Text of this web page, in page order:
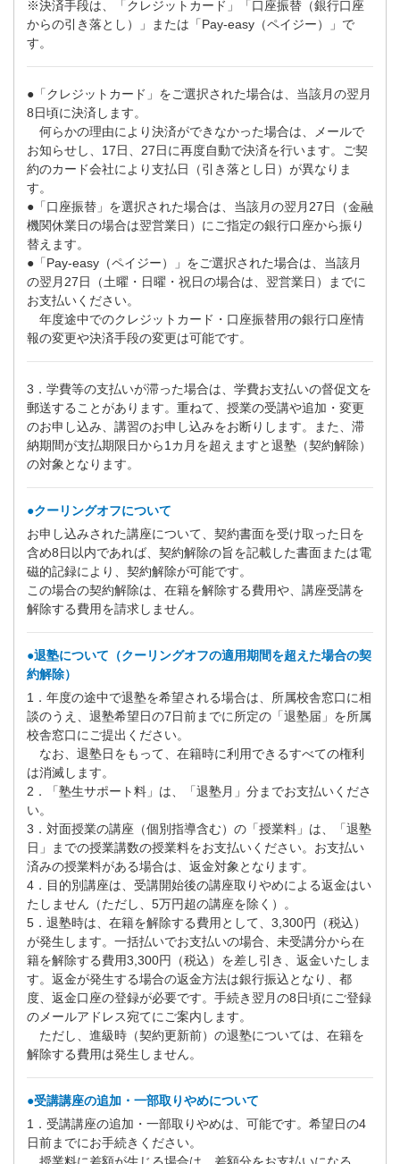
※決済手段は、「クレジットカード」「口座振替（銀行口座
からの引き落とし）」または「Pay-easy（ペイジー）」で
す。
●「クレジットカード」をご選択された場合は、当該月の翌月
8日頃に決済します。
何らかの理由により決済ができなかった場合は、メールで
お知らせし、17日、27日に再度自動で決済を行います。ご契
約のカード会社により支払日（引き落とし日）が異なりま
す。
●「口座振替」を選択された場合は、当該月の翌月27日（金融
機関休業日の場合は翌営業日）にご指定の銀行口座から振り
替えます。
●「Pay-easy（ペイジー）」をご選択された場合は、当該月
の翌月27日（土曜・日曜・祝日の場合は、翌営業日）までに
お支払いください。
年度途中でのクレジットカード・口座振替用の銀行口座情
報の変更や決済手段の変更は可能です。
3．学費等の支払いが滞った場合は、学費お支払いの督促文を
郵送することがあります。重ねて、授業の受講や追加・変更
のお申し込み、講習のお申し込みをお断りします。また、滞
納期間が支払期限日から1カ月を超えますと退塾（契約解除）
の対象となります。
●クーリングオフについて
お申し込みされた講座について、契約書面を受け取った日を
含め8日以内であれば、契約解除の旨を記載した書面または電
磁的記録により、契約解除が可能です。
この場合の契約解除は、在籍を解除する費用や、講座受講を
解除する費用を請求しません。
●退塾について（クーリングオフの適用期間を超えた場合の契
約解除）
1．年度の途中で退塾を希望される場合は、所属校舎窓口に相
談のうえ、退塾希望日の7日前までに所定の「退塾届」を所属
校舎窓口にご提出ください。
なお、退塾日をもって、在籍時に利用できるすべての権利
は消滅します。
2．「塾生サポート料」は、「退塾月」分までお支払いくださ
い。
3．対面授業の講座（個別指導含む）の「授業料」は、「退塾
日」までの授業講数の授業料をお支払いください。お支払い
済みの授業料がある場合は、返金対象となります。
4．目的別講座は、受講開始後の講座取りやめによる返金はい
たしません（ただし、5万円超の講座を除く）。
5．退塾時は、在籍を解除する費用として、3,300円（税込）
が発生します。一括払いでお支払いの場合、未受講分から在
籍を解除する費用3,300円（税込）を差し引き、返金いたしま
す。返金が発生する場合の返金方法は銀行振込となり、都
度、返金口座の登録が必要です。手続き翌月の8日頃にご登録
のメールアドレス宛てにご案内します。
ただし、進級時（契約更新前）の退塾については、在籍を
解除する費用は発生しません。
●受講講座の追加・一部取りやめについて
1．受講講座の追加・一部取りやめは、可能です。希望日の4
日前までにお手続きください。
授業料に差額が生じる場合は、差額分をお支払いになる